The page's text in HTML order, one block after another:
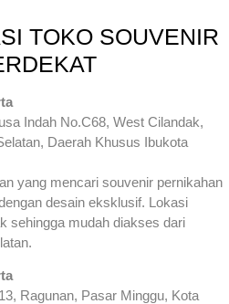
TOKO SOUVENIR
Indah No.C68, West Cilandak,
Daerah Khusus Ibukota
yang mencari souvenir pernikahan
desain eksklusif. Lokasi
sehingga mudah diakses dari
Ragunan, Pasar Minggu, Kota